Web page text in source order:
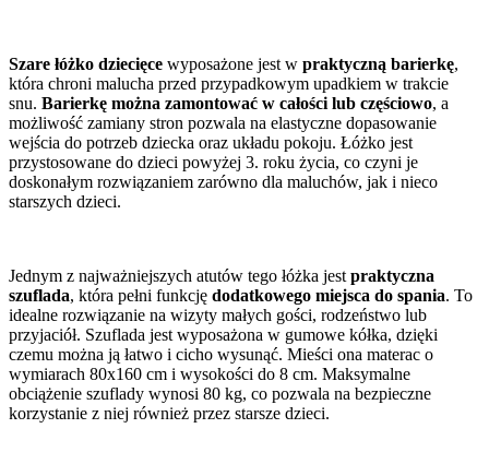
Szare łóżko dziecięce wyposażone jest w praktyczną barierkę,
która chroni malucha przed przypadkowym upadkiem w trakcie
snu. Barierkę można zamontować w całości lub częściowo, a
możliwość zamiany stron pozwala na elastyczne dopasowanie
wejścia do potrzeb dziecka oraz układu pokoju. Łóżko jest
przystosowane do dzieci powyżej 3. roku życia, co czyni je
doskonałym rozwiązaniem zarówno dla maluchów, jak i nieco
starszych dzieci.
Jednym z najważniejszych atutów tego łóżka jest praktyczna
szuflada, która pełni funkcję dodatkowego miejsca do spania. To
idealne rozwiązanie na wizyty małych gości, rodzeństwo lub
przyjaciół. Szuflada jest wyposażona w gumowe kółka, dzięki
czemu można ją łatwo i cicho wysunąć. Mieści ona materac o
wymiarach 80x160 cm i wysokości do 8 cm. Maksymalne
obciążenie szuflady wynosi 80 kg, co pozwala na bezpieczne
korzystanie z niej również przez starsze dzieci.